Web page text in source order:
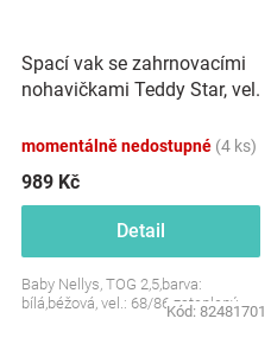
Spací vak se zahrnovacími
nohavičkami Teddy Star, vel.
momentálně nedostupné (4 ks)
989 Kč
Detail
Baby Nellys, TOG 2,5,barva:
bílá,béžová, vel.: 68/86 zateplený
Kód: 82481701